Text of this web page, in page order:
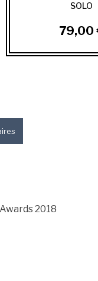
SOLO
79,00
2018